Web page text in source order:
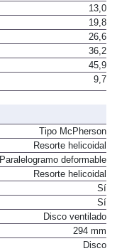
13,0
19,8
26,6
36,2
45,9
9,7
Tipo McPherson
Resorte helicoidal
Paralelogramo deformable
Resorte helicoidal
Sí
Sí
Disco ventilado
294 mm
Disco